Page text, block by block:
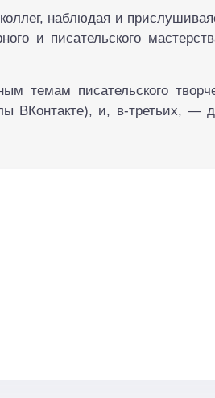
наблюдая и
и писательского
темам писательского
ВКонтакте), и, в-третьих, —